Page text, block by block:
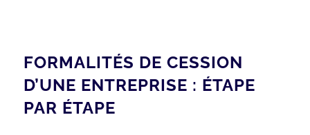
FORMALITÉS DE CESSION
D’UNE ENTREPRISE : ÉTAPE
PAR ÉTAPE